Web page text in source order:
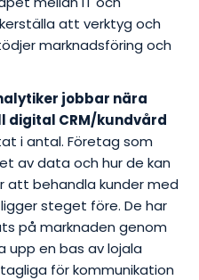
att verktyg och
marknadsföring och
jobbar nära
digital CRM/kundvård
i antal. Företag som
av data och hur de kan
att behandla kunder med
steget före. De har
på marknaden genom
upp en bas av lojala
för kommunikation